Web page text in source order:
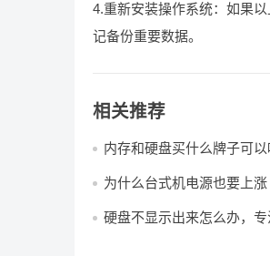
4.重新安装操作系统：如果
记备份重要数据。
相关推荐
内存和硬盘买什么牌子可以
为什么台式机电源也要上涨
硬盘不显示出来怎么办，专